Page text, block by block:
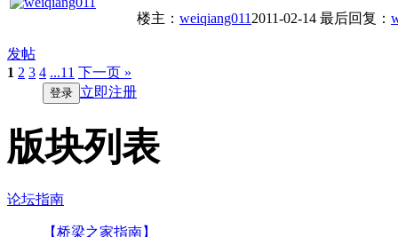
楼主： weiqiang0112011-02-14 最后回复：
发帖
1 2 3 4 ...11 下一页 »
登录 立即注册
版块列表
论坛指南
【桥梁之家指南】